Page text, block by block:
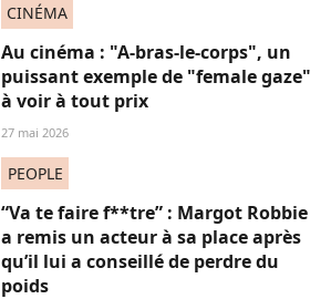
CINÉMA
Au cinéma : "A-bras-le-corps", un
puissant exemple de "female gaze"
à voir à tout prix
27 mai 2026
PEOPLE
“Va te faire f**tre” : Margot Robbie
a remis un acteur à sa place après
qu’il lui a conseillé de perdre du
poids